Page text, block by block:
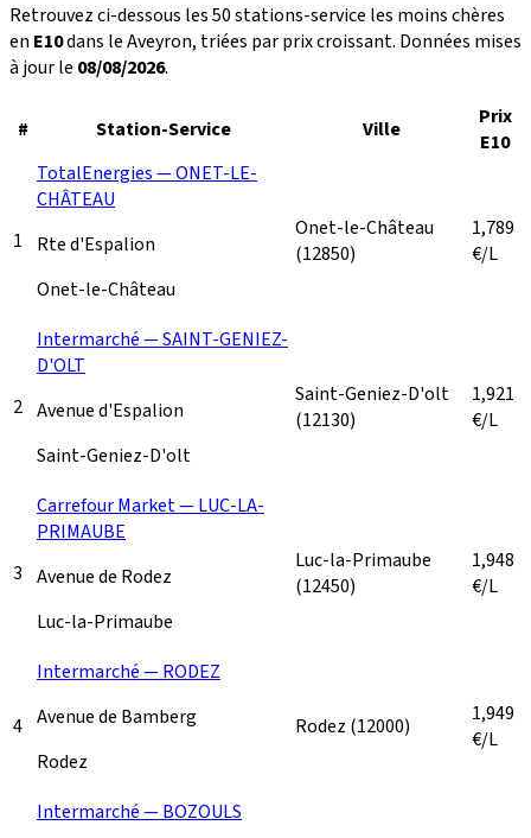
Retrouvez ci-dessous les 50 stations-service les moins chères
en E10dans le Aveyron, triées par prix croissant. Données mises
à jour le 08/08/2026.
# Station-Service Ville
Prix
E10
1
TotalEnergies — ONET-LE-
CHÂTEAU
Rte d'Espalion
Onet-le-Château
Onet-le-Château
(12850)
1,789
€/L
2
Intermarché — SAINT-GENIEZ-
D'OLT
Avenue d'Espalion
Saint-Geniez-D'olt
Saint-Geniez-D'olt
(12130)
1,921
€/L
3
Carrefour Market — LUC-LA-
PRIMAUBE
Avenue de Rodez
Luc-la-Primaube
Luc-la-Primaube
(12450)
1,948
€/L
4
Intermarché — RODEZ
Avenue de Bamberg
Rodez
Rodez (12000)
1,949
€/L
Intermarché — BOZOULS